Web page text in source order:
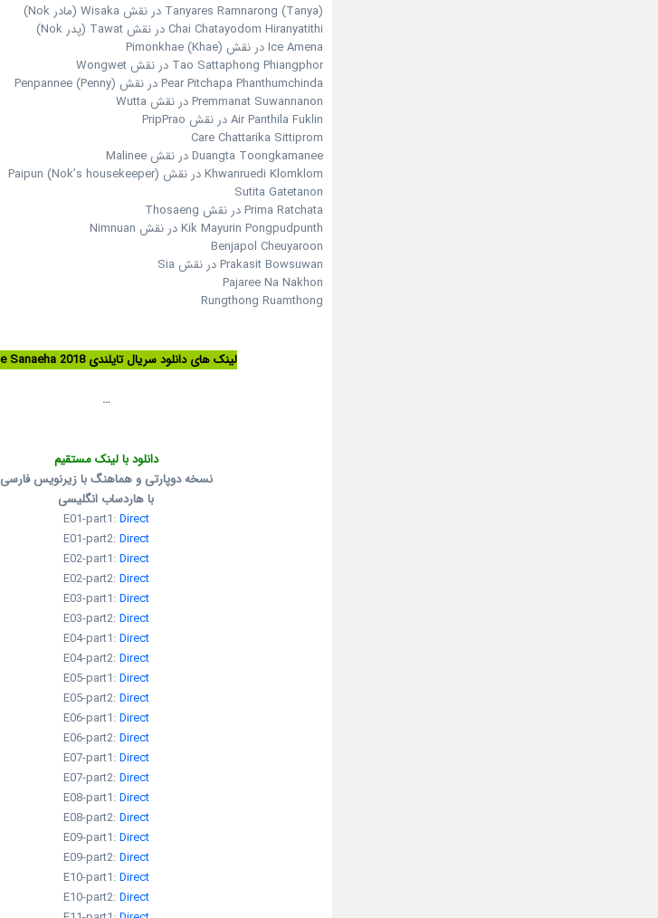
Tanyares Ramnarong (Tanya) در نقش Wisaka (مادر Nok)
Chai Chatayodom Hiranyatithi در نقش Tawat (پدر Nok)
Ice Amena در نقش Pimonkhae (Khae)
Tao Sattaphong Phiangphor در نقش Wongwet
Pear Pitchapa Phanthumchinda در نقش Penpannee (Penny)
Premmanat Suwannanon در نقش Wutta
Air Panthila Fuklin در نقش PripPrao
Care Chattarika Sittiprom
Duangta Toongkamanee در نقش Malinee
Khwanruedi Klomklom در نقش Paipun (Nok’s housekeeper)
Sutita Gatetanon
Prima Ratchata در نقش Thosaeng
Kik Mayurin Pongpudpunth در نقش Nimnuan
Benjapol Cheuyaroon
Prakasit Bowsuwan در نقش Sia
Pajaree Na Nakhon
Rungthong Ruamthong
لینک های دانلود سریال تایلندی Game Sanaeha 2018
…
دانلود با لینک مستقیم
نسخه دوپارتی و هماهنگ با زیرنویس فارسی
با هاردساب انگلیسی
E01-part1:Direct
E01-part2:Direct
E02-part1:Direct
E02-part2:Direct
E03-part1:Direct
E03-part2:Direct
E04-part1:Direct
E04-part2:Direct
E05-part1:Direct
E05-part2:Direct
E06-part1:Direct
E06-part2:Direct
E07-part1:Direct
E07-part2:Direct
E08-part1:Direct
E08-part2:Direct
E09-part1:Direct
E09-part2:Direct
E10-part1:Direct
E10-part2:Direct